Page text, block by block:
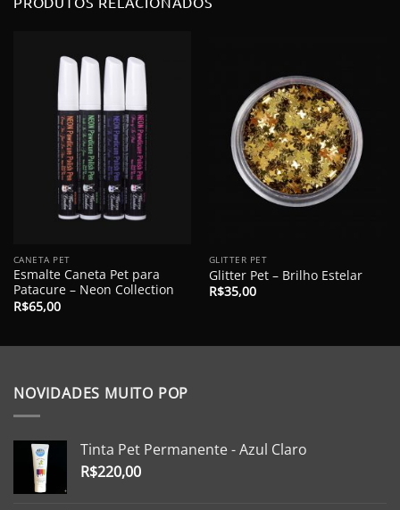
CANETA PET
Esmalte Caneta Pet para
Patacure – Neon Collection
R$65,00
GLITTER PET
Glitter Pet – Brilho Estelar
R$35,00
NOVIDADES MUITO POP
Tinta Pet Permanente - Azul Claro
R$220,00